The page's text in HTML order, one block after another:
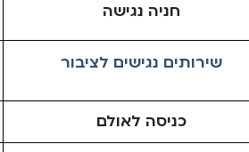
חניה נגישה
שירותים נגישים לציבור
כניסה לאולם